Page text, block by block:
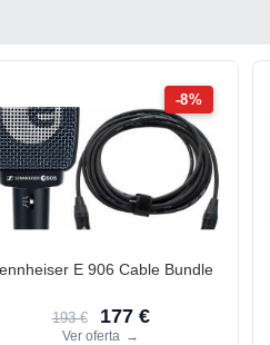
-8%
E 906 Cable Bundle
193 € 177 €
Ver oferta →